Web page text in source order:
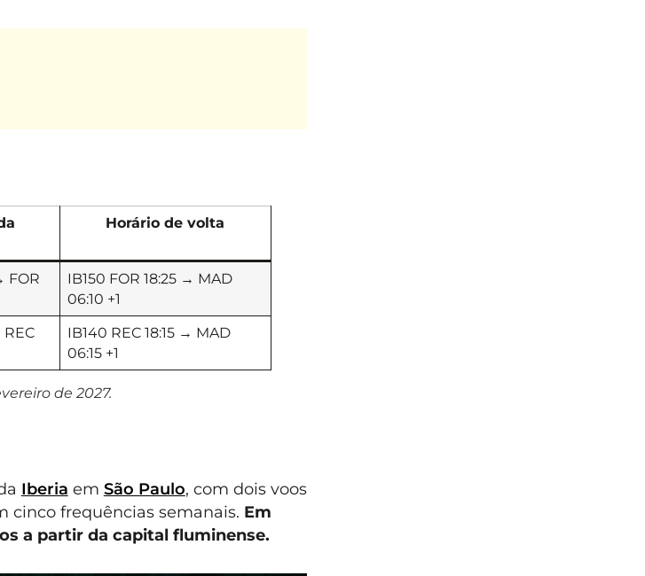
Horário de volta
FOR
IB150 FOR 18:25 → MAD
06:10 +1
REC
IB140 REC 18:15 → MAD
06:15 +1
de 2027.
Iberia em São Paulo, com dois voos
cinco frequências semanais. Em
a partir da capital fluminense.